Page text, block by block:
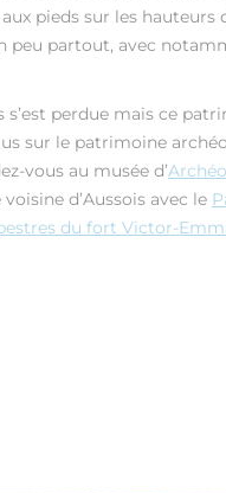
pieds sur les hauteurs
peu partout, avec
perdue mais ce
sur le patrimoine
vous au musée d’
d’Aussois avec le
du fort Victor-